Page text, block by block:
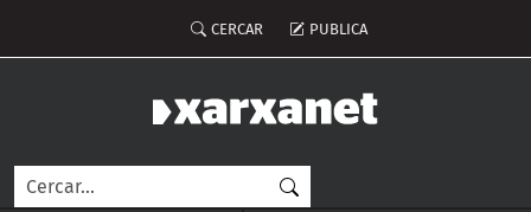
Menú del compte d'usuari
CERCAR PUBLICA
Cerca